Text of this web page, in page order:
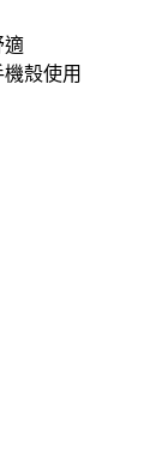
適
殼使用